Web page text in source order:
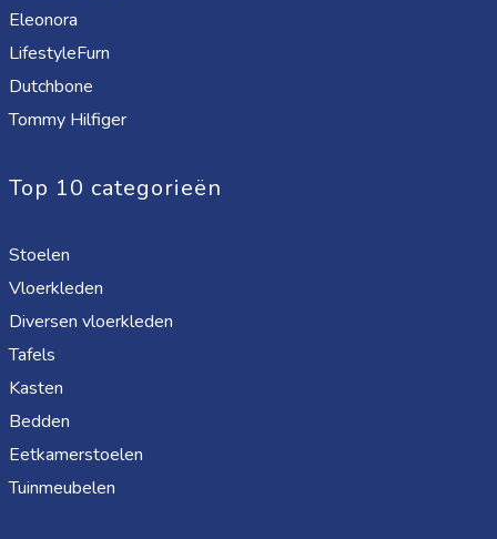
Eleonora
LifestyleFurn
Dutchbone
Tommy Hilfiger
Top 10 categorieën
Stoelen
Vloerkleden
Diversen vloerkleden
Tafels
Kasten
Bedden
Eetkamerstoelen
Tuinmeubelen